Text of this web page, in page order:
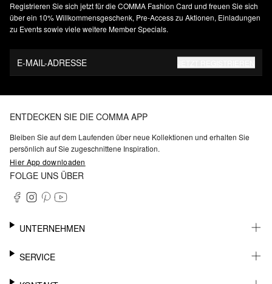
Registrieren Sie sich jetzt für die COMMA Fashion Card und freuen Sie sich
über ein 10% Willkommensgeschenk, Pre-Access zu Aktionen, Einladungen
zu Events sowie viele weitere Member Specials.
E-MAIL-ADRESSE
ENTDECKEN SIE DIE COMMA APP
Bleiben Sie auf dem Laufenden über neue Kollektionen und erhalten Sie
persönlich auf Sie zugeschnittene Inspiration.
Hier App downloaden
FOLGE UNS ÜBER
UNTERNEHMEN
KARRIERE
BARRIEREFREIHEIT
SERVICE